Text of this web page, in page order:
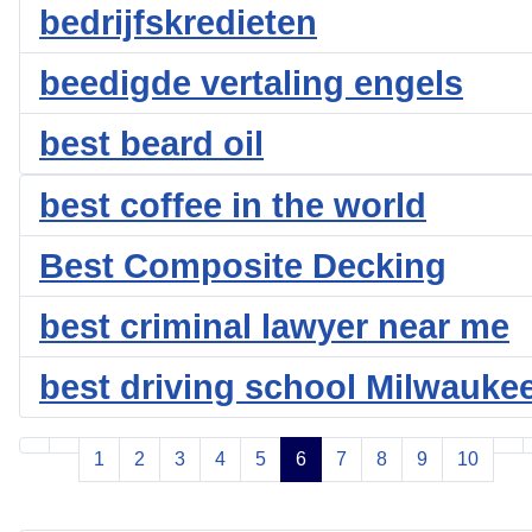
bedrijfskredieten
beedigde vertaling engels
best beard oil
best coffee in the world
Best Composite Decking
best criminal lawyer near me
best driving school
1 2 3 4 5 6 7 8 9 10